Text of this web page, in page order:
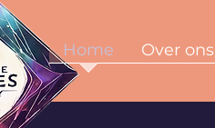
Home Over ons